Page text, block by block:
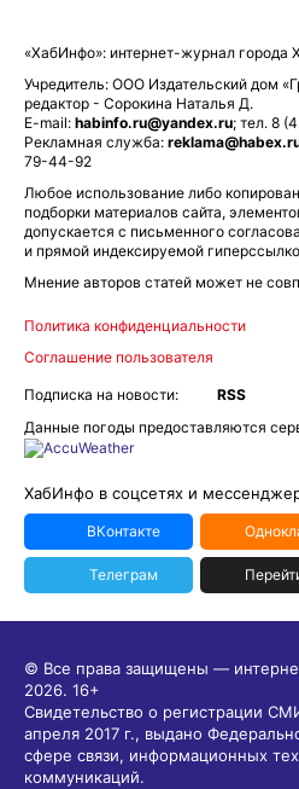
«ХабИнфо»: интернет-журнал города
Учредитель: ООО Издательский дом
редактор - Сорокина Наталья Д.
E-mail: habinfo.ru@yandex.ru; тел. 8
Рекламная служба:
79-44-92
Любое использование либо
подборки материалов сайта,
допускается с письменного
и прямой индексируемой
Мнение авторов статей может не
Политика конфиденциальности
Соглашение пользователя
Подписка на новости:
RSS
Данные погоды предоставляются
ХабИнфо в соцсетях и
ВКонтакте
Телеграм
© Все права защищены —
2026. 16+
Свидетельство о регистрации
апреля 2017 г., выдано
сфере связи, информационных
коммуникаций.